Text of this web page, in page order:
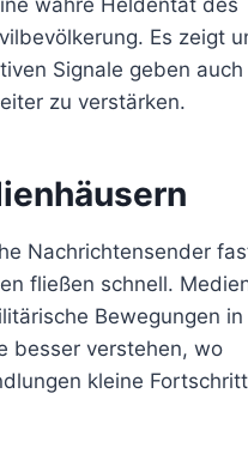
Es zeigt
Signale geben
zu verstärken.
Nachrichtensender
fließen schnell.
Bewegungen in
besser verstehen, wo
kleine